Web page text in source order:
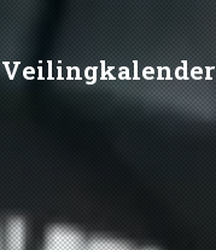
Veilingkalender